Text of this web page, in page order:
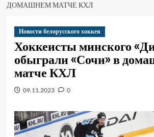
ДОМАШНЕМ МАТЧЕ КХЛ
Новости белорусского хоккея
Хоккеисты минского
обыграли «Сочи» в
матче КХЛ
09.11.2023 0